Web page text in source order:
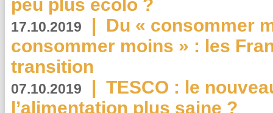
peu plus écolo ?
17.10.2019 | Du « consommer
consommer moins » : les
transition
07.10.2019 | TESCO : le
l’alimentation plus saine ?